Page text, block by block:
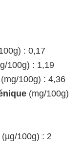
: 0,17
100g) : 1,19
(mg/100g) : 4,36
(mg/100g)
(µg/100g) : 2